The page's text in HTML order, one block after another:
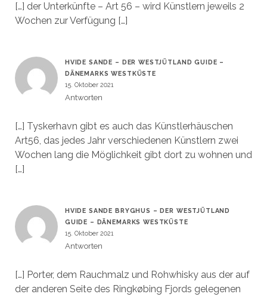
[…] der Unterkünfte – Art 56 – wird Künstlern jeweils 2
Wochen zur Verfügung […]
HVIDE SANDE – DER WESTJÜTLAND GUIDE –
DÄNEMARKS WESTKÜSTE
15. Oktober 2021
Antworten
[…] Tyskerhavn gibt es auch das Künstlerhäuschen
Art56, das jedes Jahr verschiedenen Künstlern zwei
Wochen lang die Möglichkeit gibt dort zu wohnen und
[…]
HVIDE SANDE BRYGHUS – DER WESTJÜTLAND
GUIDE – DÄNEMARKS WESTKÜSTE
15. Oktober 2021
Antworten
[…] Porter, dem Rauchmalz und Rohwhisky aus der auf
der anderen Seite des Ringkøbing Fjords gelegenen